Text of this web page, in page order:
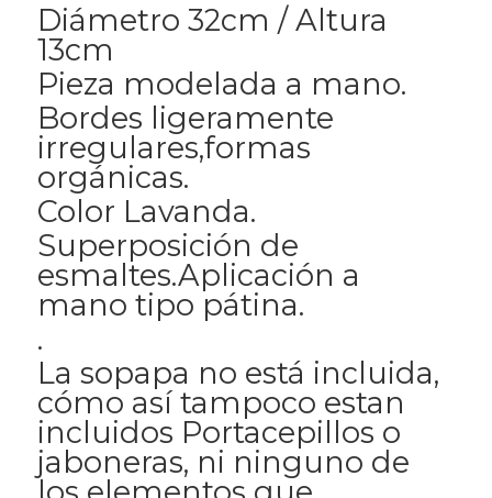
Diámetro 32cm / Altura
13cm
Pieza modelada a mano.
Bordes ligeramente
irregulares,formas
orgánicas.
Color Lavanda.
Superposición de
esmaltes.Aplicación a
mano tipo pátina.
.
La sopapa no está incluida,
cómo así tampoco estan
incluidos Portacepillos o
jaboneras, ni ninguno de